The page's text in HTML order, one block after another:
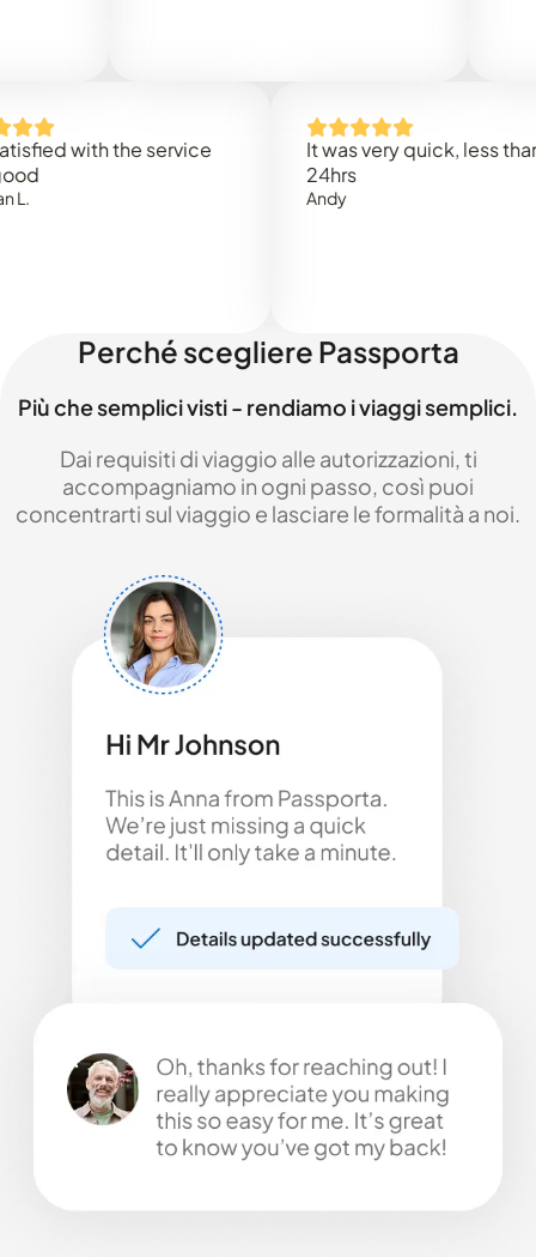
with the service
It was very quick, less than
24hrs
Perché scegliere Passporta
Più che semplici visti - rendiamo i viaggi semplici.
Dai requisiti di viaggio alle autorizzazioni, ti
accompagniamo in ogni passo, così puoi
concentrarti sul viaggio e lasciare le formalità a noi.